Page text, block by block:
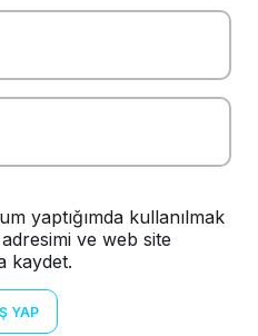
yaptığımda kullanılmak
ve web site
kaydet.
YAP